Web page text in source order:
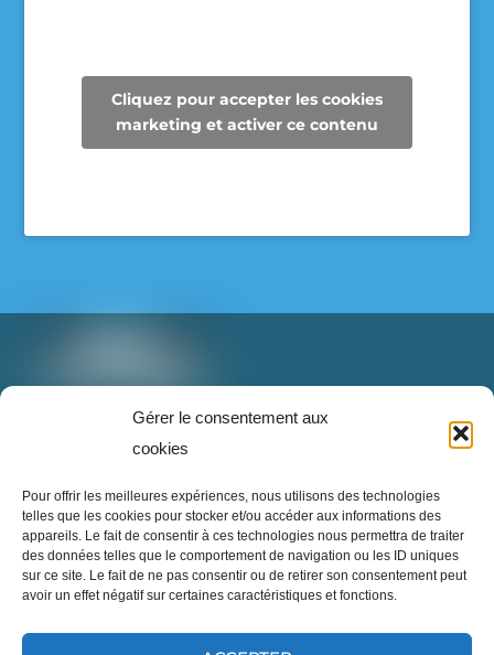
Gérer le consentement aux
cookies
Pour offrir les meilleures expériences, nous utilisons des technologies
telles que les cookies pour stocker et/ou accéder aux informations des
appareils. Le fait de consentir à ces technologies nous permettra de traiter
des données telles que le comportement de navigation ou les ID uniques
sur ce site. Le fait de ne pas consentir ou de retirer son consentement peut
avoir un effet négatif sur certaines caractéristiques et fonctions.
Voici le beau résultat de la collecte d’aujourd’hui !
Un immense merci à tous les parents qui ont
participé et contribué à faire une différence pour
les élèves et pour notre communauté.
Super Recycleurs
26/05/26
L’avenir du textile est en train de changer… et
c’est inspirant à voir !
Cliquez pour accepter les cookies
marketing et activer ce contenu
T: 888-853-1898 poste 2
info@superrecycleurs.com
TwitterFacebook
Instagram
Login
Inscrivez-vous à notre infolettre